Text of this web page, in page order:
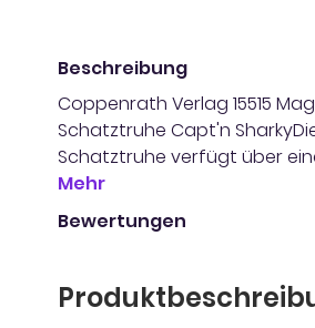
Beschreibung
Coppenrath Verlag 15515
Schatztruhe Capt'n
Schatztruhe verfügt über
Mehr
Bewertungen